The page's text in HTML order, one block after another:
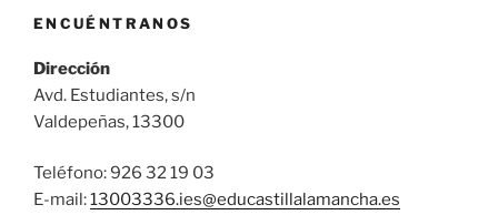
ENCUÉNTRANOS
Dirección
Avd. Estudiantes, s/n
Valdepeñas, 13300
Teléfono: 926 32 19 03
E-mail:13003336.ies@educastillalamancha.es